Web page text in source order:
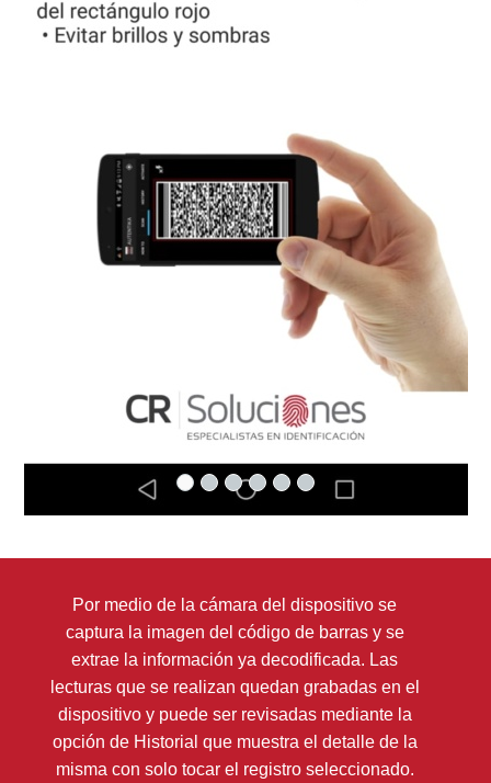
Por medio de la cámara del dispositivo se
captura la imagen del código de barras y se
extrae la información ya decodificada. Las
lecturas que se realizan quedan grabadas en el
dispositivo y puede ser revisadas mediante la
opción de Historial que muestra el detalle de la
misma con solo tocar el registro seleccionado.